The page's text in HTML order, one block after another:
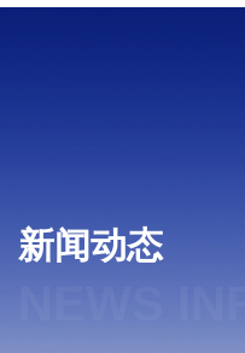
新闻动态